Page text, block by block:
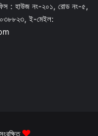
: হাউজ নং-২০১, রোড নং-৫,
ই-মেইল: